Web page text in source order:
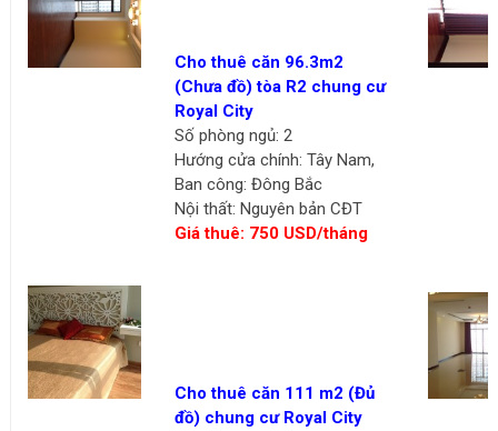
Cho thuê căn 96.3m2
(Chưa đồ) tòa R2 chung cư
Royal City
Số phòng ngủ: 2
Hướng cửa chính: Tây Nam,
Ban công: Đông Bắc
Nội thất: Nguyên bản CĐT
Giá thuê: 750 USD/tháng
Cho thuê căn 111 m2 (Đủ
đồ) chung cư Royal City